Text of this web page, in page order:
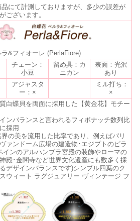
にて計測しておりますが、多少の誤差が
ございます。
&フィオーレ (PerlaFiore)
チェーン：
小豆
留め具：カ
ニカン
表面：光沢
あり
アジャスタ
ー：×
ミル打ち：
×
白蝶貝を両面に採用した【黄金花】モチー
ンバランスと言われるフィボナッチ数列比
採用
の美を流用した比率であり、例えばパリ
ァンドーム広場の建造物･エジプトのピラ
インのアルハンブラ宮殿の装飾やローマの
殿･金閣寺など世界文化遺産にも数多く採
デザインバランスです)シンプル四葉のク
ウィート ラグジュアリー ヴィンテージ フ